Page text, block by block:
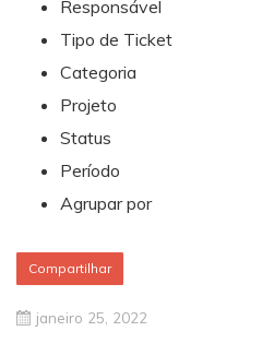
Responsável
Tipo de Ticket
Categoria
Projeto
Status
Período
Agrupar por
Compartilhar
janeiro 25, 2022